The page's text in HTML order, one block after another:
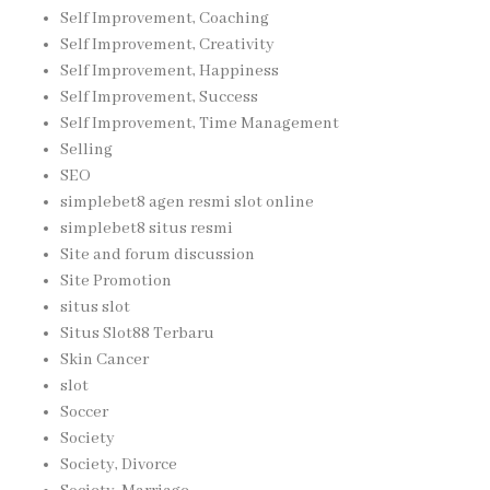
Self Improvement, Coaching
Self Improvement, Creativity
Self Improvement, Happiness
Self Improvement, Success
Self Improvement, Time Management
Selling
SEO
simplebet8 agen resmi slot online
simplebet8 situs resmi
Site and forum discussion
Site Promotion
situs slot
Situs Slot88 Terbaru
Skin Cancer
slot
Soccer
Society
Society, Divorce